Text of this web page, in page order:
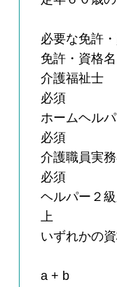
必要な免許
免許・資格名
介護福祉士
必須
ホームヘル
必須
介護職員実
必須
ヘルパー２
上
いずれかの
a + b